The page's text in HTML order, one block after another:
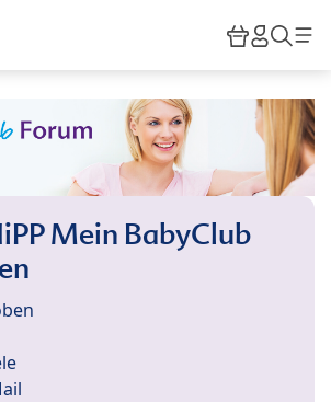
HiPP
Mein BabyClub